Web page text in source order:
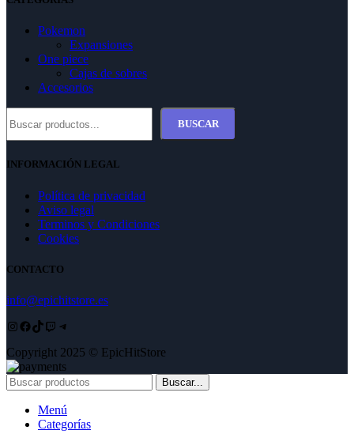
Pokemon
Expansiones
One piece
Cajas de sobres
Accesorios
BUSCAR
INFORMACIÓN LEGAL
Política de privacidad
Aviso legal
Terminos y Condiciones
Cookies
CONTACTO
info@epichitstore.es
Instagram
Facebook
TikTok
TwitchTelegram
Copyright 2025 © EpicHitStore
Buscar...
Menú
Categorías